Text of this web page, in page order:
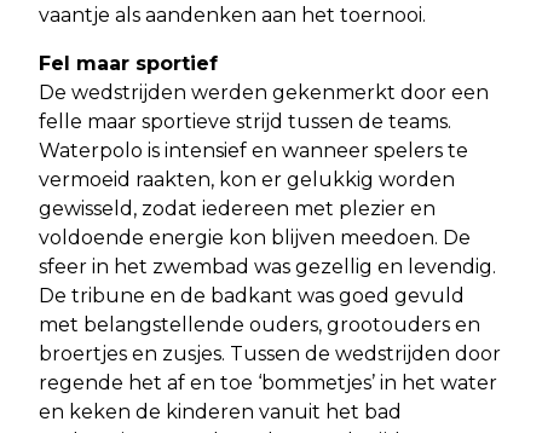
vaantje als aandenken aan het toernooi.
Fel maar sportief
De wedstrijden werden gekenmerkt door een
felle maar sportieve strijd tussen de teams.
Waterpolo is intensief en wanneer spelers te
vermoeid raakten, kon er gelukkig worden
gewisseld, zodat iedereen met plezier en
voldoende energie kon blijven meedoen. De
sfeer in het zwembad was gezellig en levendig.
De tribune en de badkant was goed gevuld
met belangstellende ouders, grootouders en
broertjes en zusjes. Tussen de wedstrijden door
regende het af en toe ‘bommetjes’ in het water
en keken de kinderen vanuit het bad